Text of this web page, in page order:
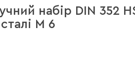
набір DIN 352
М 6